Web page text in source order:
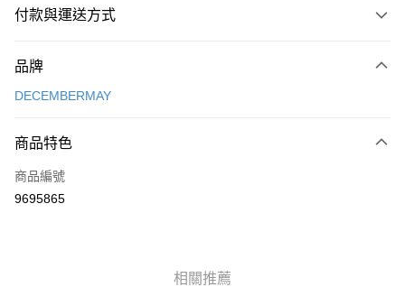
付款與運送方式
信用卡一次付款
LINE Pay
Apple Pay
品牌
DECEMBERMAY
商品特色
商品編號
9695865
相關推薦